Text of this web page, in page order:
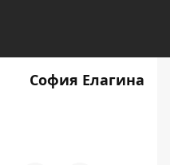
София Елагина